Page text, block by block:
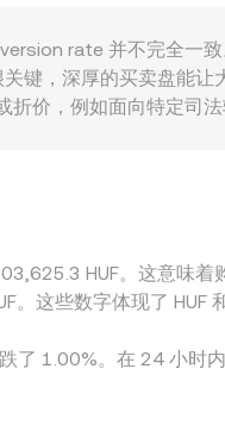
rate 并不完全一
键，深厚的买卖盘能
折价，例如面向特定司
HUF。这意味
。这些数字体现了 HUF
了 1.00%。在 24 小时